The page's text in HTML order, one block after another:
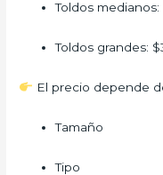
Toldos
Toldos grandes:
El precio depende
Tamaño
Tipo